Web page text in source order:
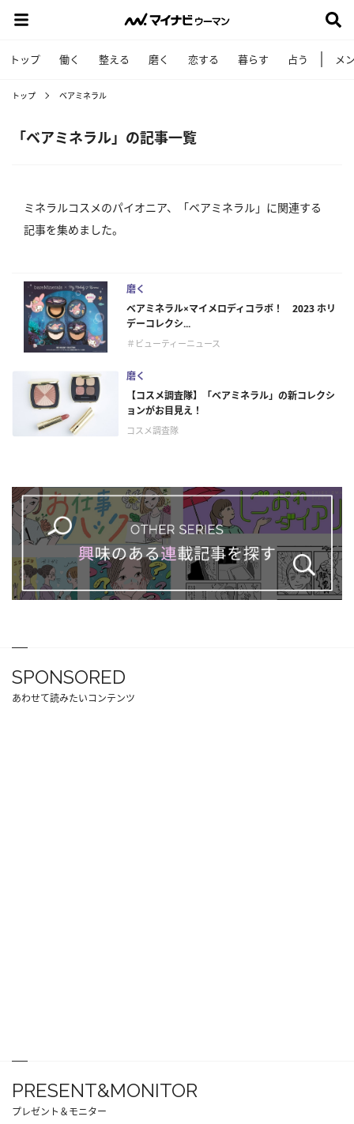
トップ 働く 整える 磨く 恋する 暮らす 占う メ
トップ ベアミネラル
「ベアミネラル」の記事一覧
ミネラルコスメのパイオニア、「ベアミネラル」に関連する
記事を集めました。
磨く
ベアミネラル×マイメロディコラボ！ 2023 ホリ
デーコレクシ...
＃ビューティーニュース
磨く
【コスメ調査隊】「ベアミネラル」の新コレクシ
ョンがお目見え！
コスメ調査隊
SPONSORED
あわせて読みたいコンテンツ
PRESENT&MONITOR
プレゼント＆モニター